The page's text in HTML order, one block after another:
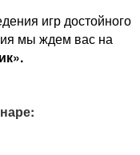
игр достойного
мы ждем вас на